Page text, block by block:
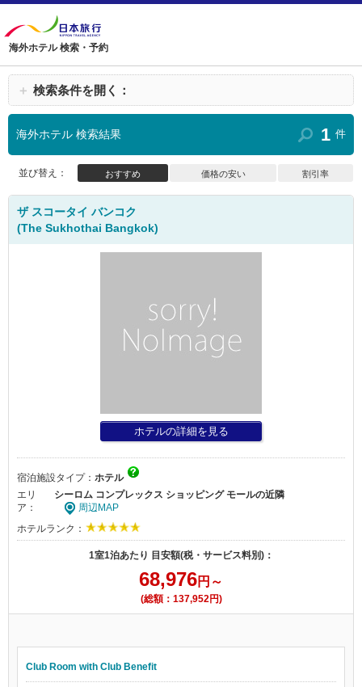
海外ホテル 検索・予約
＋ 検索条件を開く：
海外ホテル 検索結果 1 件
並び替え： おすすめ 価格の安い 割引率
ザ スコータイ バンコク
(The Sukhothai Bangkok)
ホテルの詳細を見る
宿泊施設タイプ： ホテル
エリ
ア：
シーロム コンプレックス ショッピング モールの近隣
周辺MAP
ホテルランク：
1室1泊あたり 目安額(税・サービス料別)：
68,976円～
(総額：137,952円)
Club Room with Club Benefit